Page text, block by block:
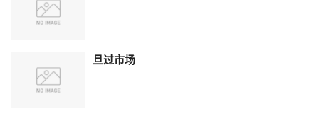
旦过市场